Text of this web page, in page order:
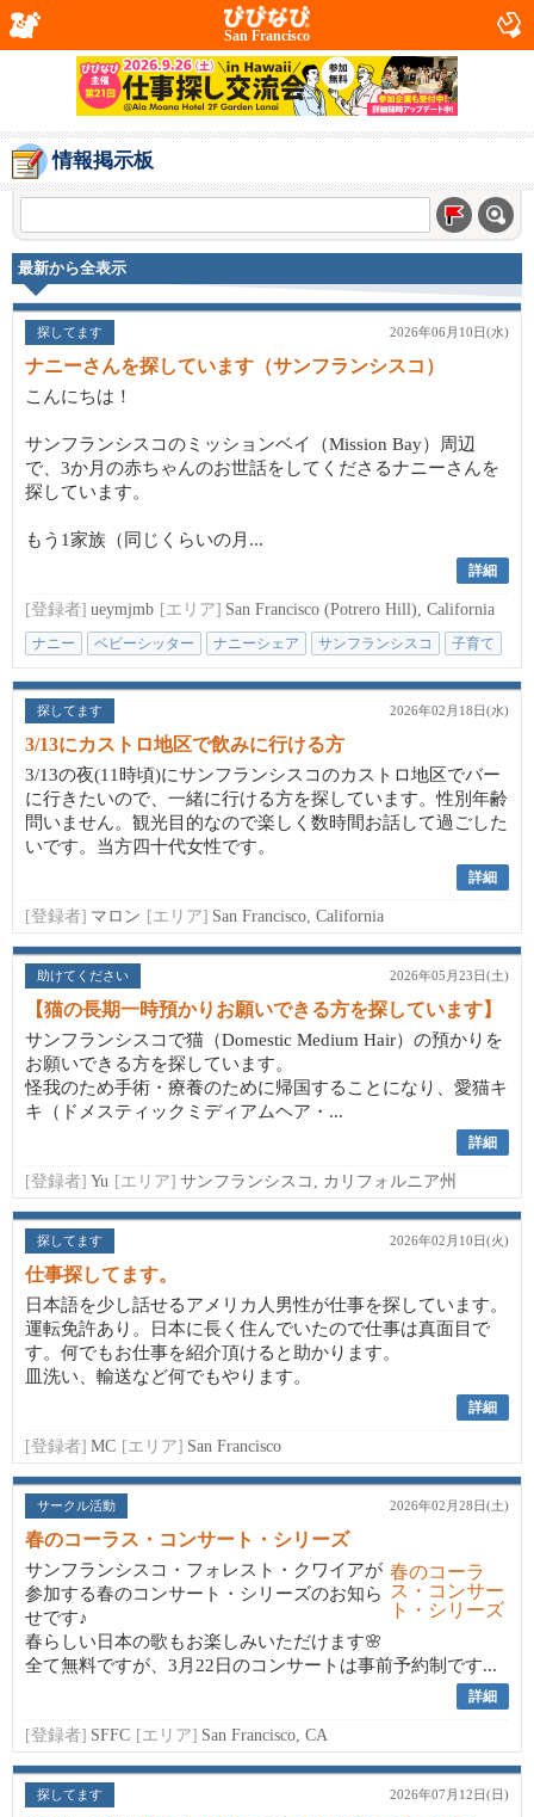
San Francisco
情報掲示板
最新から全表示
探してます 2026年06月10日(水)
ナニーさんを探しています（サンフランシスコ）
こんにちは！
サンフランシスコのミッションベイ（Mission Bay）周辺
で、3か月の赤ちゃんのお世話をしてくださるナニーさんを
探しています。
もう1家族（同じくらいの月...
詳細
[登録者] ueymjmb [エリア] San Francisco (Potrero Hill), California
ナニー ベビーシッター ナニーシェア サンフランシスコ 子育て
探してます 2026年02月18日(水)
3/13にカストロ地区で飲みに行ける方
3/13の夜(11時頃)にサンフランシスコのカストロ地区でバー
に行きたいので、一緒に行ける方を探しています。性別年齢
問いません。観光目的なので楽しく数時間お話して過ごした
いです。当方四十代女性です。
詳細
[登録者] マロン [エリア] San Francisco, California
助けてください 2026年05月23日(土)
【猫の長期一時預かりお願いできる方を探しています】
サンフランシスコで猫（Domestic Medium Hair）の預かりを
お願いできる方を探しています。
怪我のため手術・療養のために帰国することになり、愛猫キ
キ（ドメスティックミディアムヘア・...
詳細
[登録者] Yu [エリア] サンフランシスコ, カリフォルニア州
探してます 2026年02月10日(火)
仕事探してます。
日本語を少し話せるアメリカ人男性が仕事を探しています。
運転免許あり。日本に長く住んでいたので仕事は真面目で
す。何でもお仕事を紹介頂けると助かります。
皿洗い、輸送など何でもやります。
詳細
[登録者] MC [エリア] San Francisco
サークル活動 2026年02月28日(土)
春のコーラス・コンサート・シリーズ
サンフランシスコ・フォレスト・クワイアが
参加する春のコンサート・シリーズのお知ら
せです♪
春らしい日本の歌もお楽しみいただけます🌸
全て無料ですが、3月22日のコンサートは事前予約制です...
詳細
[登録者] SFFC [エリア] San Francisco, CA
探してます 2026年07月12日(日)